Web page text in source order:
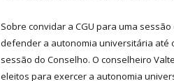
Sobre convidar a CGU para uma
defender a autonomia universitária até
sessão do Conselho. O conselheiro
eleitos para exercer a autonomia